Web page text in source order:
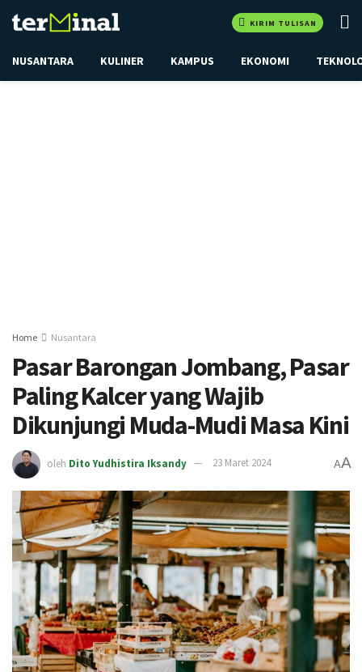
KIRIM TULISAN
NUSANTARA KULINER KAMPUS EKONOMI
Home Nusantara
Pasar Barongan Jombang, Pasar
Paling Kalcer yang Wajib
Dikunjungi Muda-Mudi Masa Kini
oleh Dito Yudhistira Iksandy 23 Maret 2024 AA